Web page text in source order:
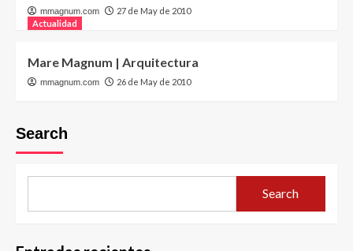
mmagnum.com
27 de May de 2010
Actualidad
Mare Magnum | Arquitectura
mmagnum.com 26 de May de 2010
Search
Search